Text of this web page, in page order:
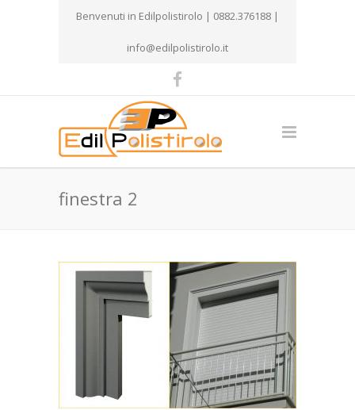
Benvenuti in Edilpolistirolo | 0882.376188 |
info@edilpolistirolo.it
finestra 2